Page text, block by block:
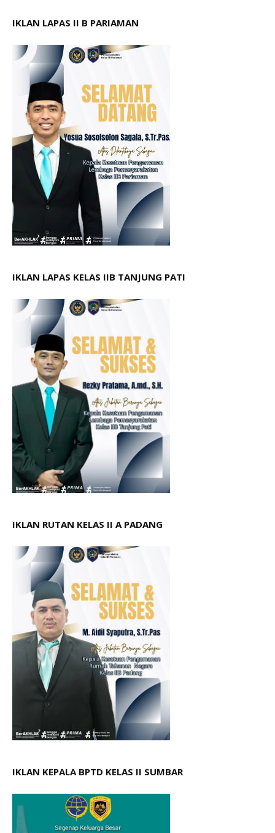
IKLAN LAPAS II B PARIAMAN
IKLAN LAPAS KELAS IIB TANJUNG PATI
IKLAN RUTAN KELAS II A PADANG
IKLAN KEPALA BPTD KELAS II SUMBAR